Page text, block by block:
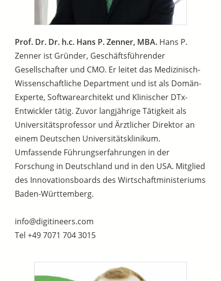
Prof. Dr. Dr. h.c. Hans P. Zenner, MBA. Hans P.
Zenner ist Gründer, Geschäftsführender
Gesellschafter und CMO. Er leitet das Medizinisch-
Wissenschaftliche Department und ist als Domän-
Experte, Softwarearchitekt und Klinischer DTx-
Entwickler tätig. Zuvor langjährige Tätigkeit als
Universitätsprofessor und Ärztlicher Direktor an
einem Deutschen Universitätsklinikum.
Umfassende Führungserfahrungen in der
Forschung in Deutschland und in den USA. Mitglied
des Innovationsboards des Wirtschaftministeriums
Baden-Württemberg.
info@digitineers.com
Tel +49 7071 704 3015